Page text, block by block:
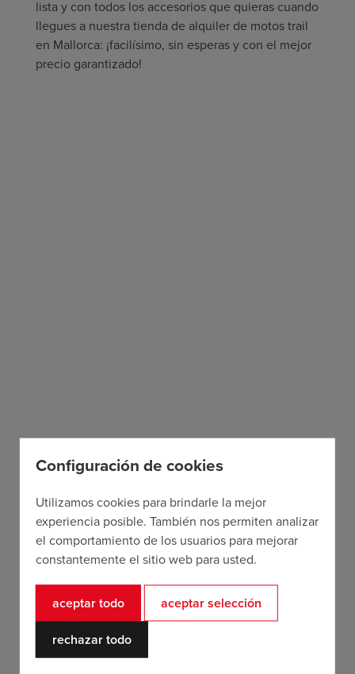
lista y con todos los accesorios que quieras cuando
llegues a nuestra tienda de alquiler de motos trail
en Mallorca: ¡facilísimo, sin esperas y con el mejor
precio garantizado!
Configuración de cookies
Utilizamos cookies para brindarle la mejor
experiencia posible. También nos permiten analizar
el comportamiento de los usuarios para mejorar
constantemente el sitio web para usted.
aceptar todo aceptar selección
rechazar todo